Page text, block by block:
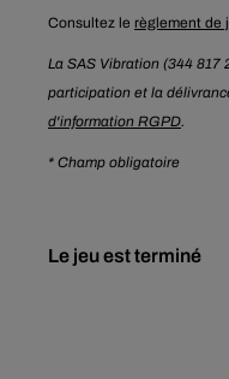
Consultez le règlement de
La SAS Vibration (344 817
participation et la
d'information RGPD.
* Champ obligatoire
Le jeu est terminé